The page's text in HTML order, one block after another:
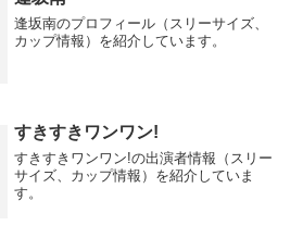
逢坂南のプロフィール（スリーサイズ、
カップ情報）を紹介しています。
すきすきワンワン!
すきすきワンワン!の出演者情報（スリー
サイズ、カップ情報）を紹介していま
す。